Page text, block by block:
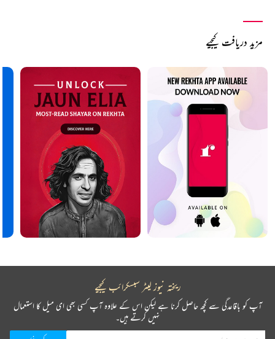
مزید دریافت کیجیے
ریختہ نیوز لیٹر سبسکرائب کیجیے
آپ کو باقاعدگی سے کچھ حاصل کرنا ہے لیکن اس کے علاوہ آپ کسی بھی ای میل کا استعمال
نہیں کرتے ہیں۔